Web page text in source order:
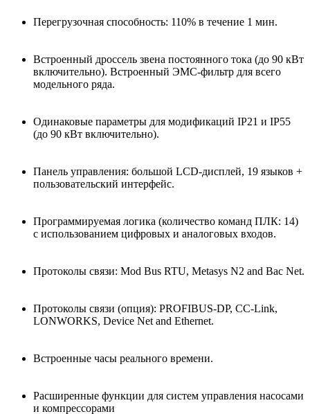
Перегрузочная способность: 110% в течение 1 мин.
Встроенный дроссель звена постоянного тока (до 90 кВт
включительно). Встроенный ЭМС-фильтр для всего
модельного ряда.
Одинаковые параметры для модификаций IP21 и IP55
(до 90 кВт включительно).
Панель управления: большой LCD-дисплей, 19 языков +
пользовательский интерфейс.
Программируемая логика (количество команд ПЛК: 14)
с использованием цифровых и аналоговых входов.
Протоколы связи: Mod Bus RTU, Metasys N2 and Bac Net.
Протоколы связи (опция): PROFIBUS-DP, CC-Link,
LONWORKS, Device Net and Ethernet.
Встроенные часы реального времени.
Расширенные функции для систем управления насосами
и компрессорами